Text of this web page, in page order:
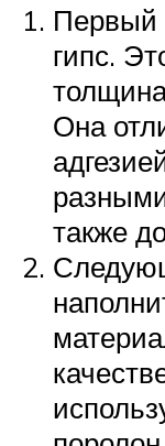
гипс.
Она
также